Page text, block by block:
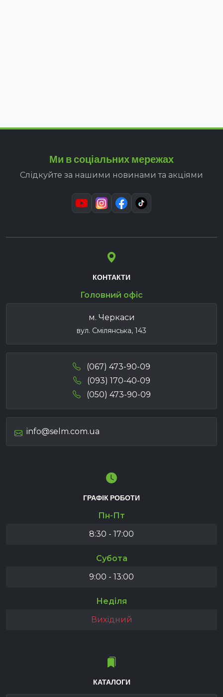
Ми в соціальних мережах
Слідкуйте за нашими новинами та акціями
КОНТАКТИ
Головний офіс
м. Черкаси
вул. Смілянська, 143
(067) 473-90-09
(093) 170-40-09
(050) 473-90-09
info@selm.com.ua
ГРАФІК РОБОТИ
Пн-Пт
8:30 - 17:00
Субота
9:00 - 13:00
Неділя
Вихідний
КАТАЛОГИ